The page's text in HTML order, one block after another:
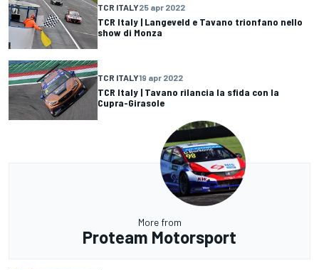
TCR ITALY25 apr 2022
TCR Italy | Langeveld e Tavano trionfano nello
show di Monza
TCR ITALY19 apr 2022
TCR Italy | Tavano rilancia la sfida con la
Cupra-Girasole
More from
Proteam Motorsport